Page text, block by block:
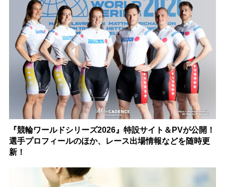
『競輪ワールドシリーズ2026』特設サイト＆PVが公開！
選手プロフィールのほか、レース出場情報などを随時更
新！